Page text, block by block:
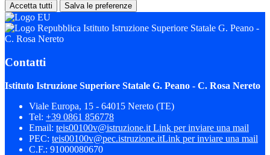
Accetta tutti Salva le preferenze
Istituto Istruzione Superiore Statale G. Peano -
C. Rosa Nereto
Contatti
Istituto Istruzione Superiore Statale G. Peano - C. Rosa Nereto
Viale Europa, 15 - 64015 Nereto (TE)
Tel: +39 0861 856778
Email: teis00100v@istruzione.it Link per inviare una mail
PEC: teis00100v@pec.istruzione.itLink per inviare una mail
C.F.: 91000080670